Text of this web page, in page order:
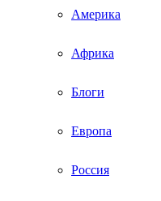
Америка
Африка
Блоги
Европа
Россия